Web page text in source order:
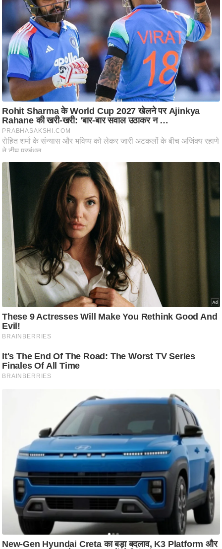
भू
मि
स्तं
ए
म
.
आ
र
.
आ
चा
य
प
र
स
मी
क्षा
ध
र्म
ज्यो
ति
प्र
भु
स्थ
ल
व्र
त
त्यो
र